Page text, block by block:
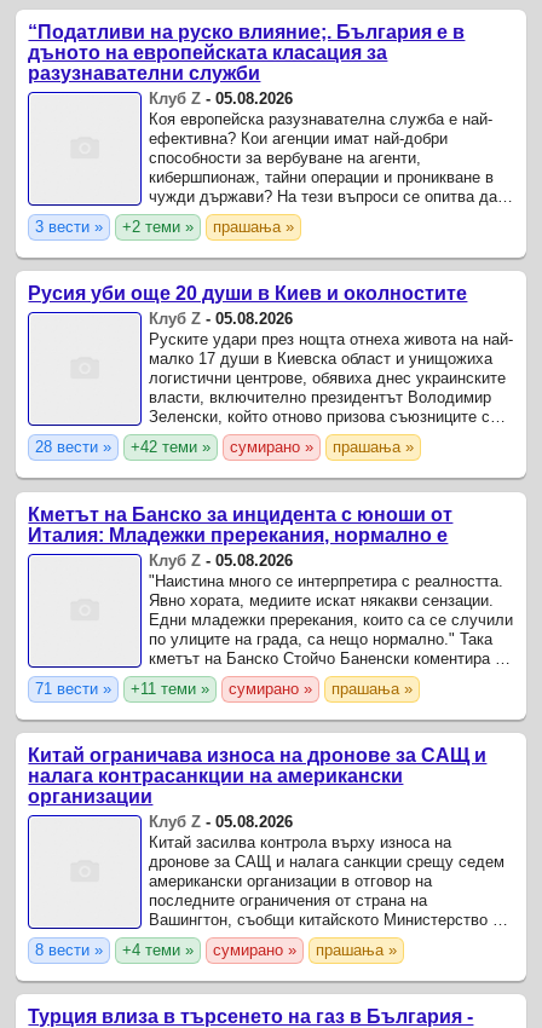
“Податливи на руско влияние;. България е в
дъното на европейската класация за
разузнавателни служби
Клуб Z -05.08.2026
Коя европейска разузнавателна служба е най-
ефективна? Кои агенции имат най-добри
способности за вербуване на агенти,
кибершпионаж, тайни операции и проникване в
чужди държави? На тези въпроси се опитва да
отговори френското издание L’Express с първата
по рода си класация на ...
3 вести » +2 теми » прашања »
Русия уби още 20 души в Киев и околностите
Клуб Z -05.08.2026
Руските удари през нощта отнеха живота на най-
малко 17 души в Киевска област и унищожиха
логистични центрове, обявиха днес украинските
власти, включително президентът Володимир
Зеленски, който отново призова съюзниците си
да предоставят на Украйна прехващачи на
балистични ракети ...
28 вести » +42 теми » сумирано » прашања »
Кметът на Банско за инцидента с юноши от
Италия: Младежки пререкания, нормално е
Клуб Z -05.08.2026
"Наистина много се интерпретира с реалността.
Явно хората, медиите искат някакви сензации.
Едни младежки пререкания, които са се случили
по улиците на града, са нещо нормално." Така
кметът на Банско Стойчо Баненски коментира в
интервю пред БНР снощната новина,
разпространила се ...
71 вести » +11 теми » сумирано » прашања »
Китай ограничава износа на дронове за САЩ и
налага контрасанкции на американски
организации
Клуб Z -05.08.2026
Китай засилва контрола върху износа на
дронове за САЩ и налага санкции срещу седем
американски организации в отговор на
последните ограничения от страна на
Вашингтон, съобщи китайското Министерство на
търговията, цитирано от Ройтерс и БТА.
8 вести » +4 теми » сумирано » прашања »
Турция влиза в търсенето на газ в България -